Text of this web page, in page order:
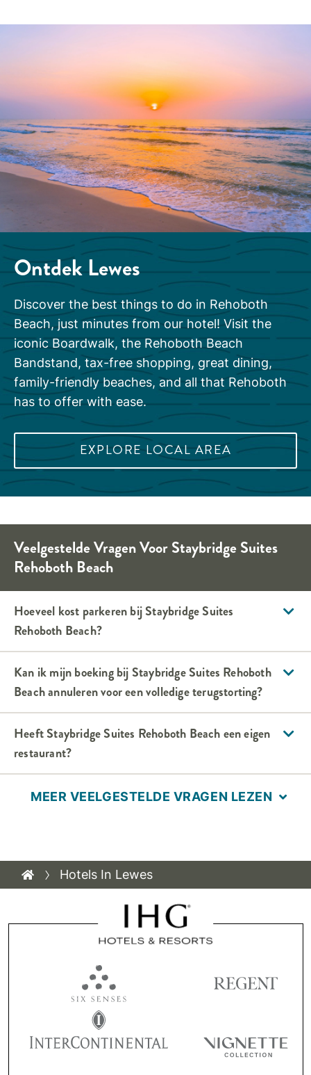
OntdekLewes
Discover the best things to do in Rehoboth
Beach, just minutes from our hotel! Visit the
iconic Boardwalk, the Rehoboth Beach
Bandstand, tax-free shopping, great dining,
family-friendly beaches, and all that Rehoboth
has to offer with ease.
EXPLORE LOCAL AREA
Veelgestelde Vragen VoorStaybridge Suites
Rehoboth Beach
Hoeveel kost parkeren bijStaybridge Suites
Rehoboth Beach?
Kan ik mijn boeking bij Staybridge Suites Rehoboth
Beachannuleren voor een volledige terugstorting?
HeeftStaybridge Suites Rehoboth Beacheen eigen
restaurant?
MEER VEELGESTELDE VRAGEN LEZEN
Hotels In Lewes